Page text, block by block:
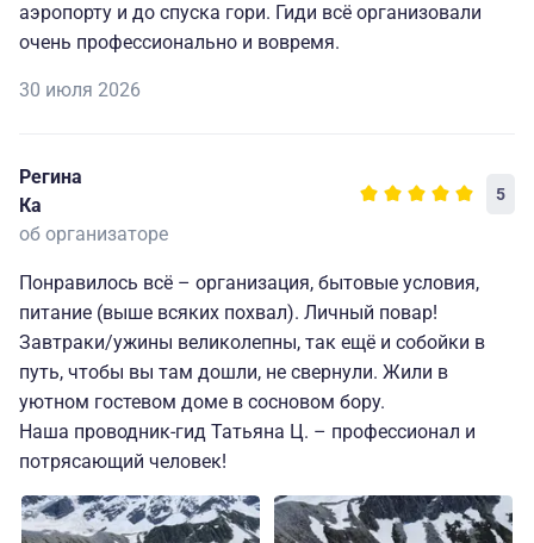
аэропорту и до спуска гори. Гиди всё организовали
очень профессионально и вовремя.
30 июля 2026
Регина
Ка
5
об организаторе
Понравилось всё – организация, бытовые условия,
питание (выше всяких похвал). Личный повар!
Завтраки/ужины великолепны, так ещё и собойки в
путь, чтобы вы там дошли, не свернули. Жили в
уютном гостевом доме в сосновом бору.
Наша проводник-гид Татьяна Ц. – профессионал и
потрясающий человек!